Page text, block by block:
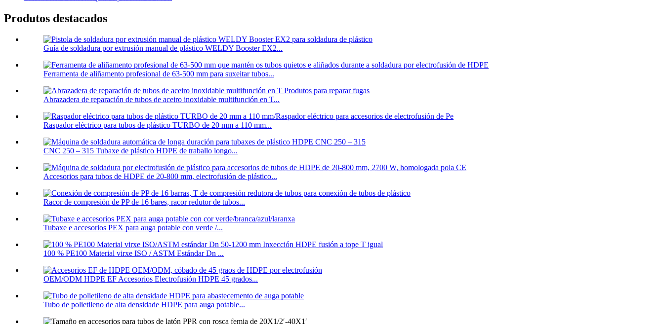
Produtos destacados
Guía de soldadura por extrusión manual de plástico WELDY Booster EX2...
Ferramenta de aliñamento profesional de 63-500 mm para suxeitar tubos...
Abrazadera de reparación de tubos de aceiro inoxidable multifunción en T...
Raspador eléctrico para tubos de plástico TURBO de 20 mm a 110 mm...
CNC 250 – 315 Tubaxe de plástico HDPE de traballo longo...
Accesorios para tubos de HDPE de 20-800 mm, electrofusión de plástico...
Racor de compresión de PP de 16 bares, racor redutor de tubos...
Tubaxe e accesorios PEX para auga potable con verde /...
100 % PE100 Material virxe ISO / ASTM Estándar Dn ...
OEM/ODM HDPE EF Accesorios Electrofusión HDPE 45 grados...
Tubo de polietileno de alta densidade HDPE para auga potable...